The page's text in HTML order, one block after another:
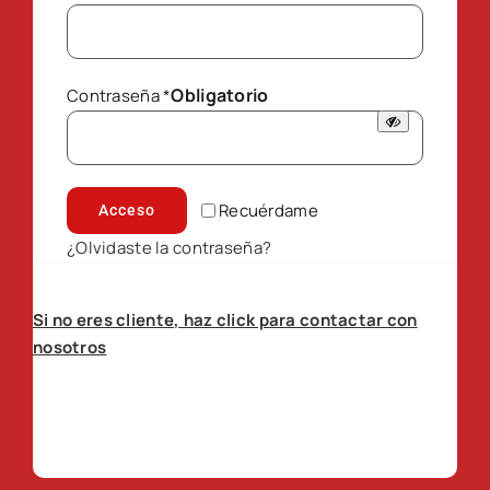
Contraseña*Obligatorio
Recuérdame
Acceso
¿Olvidaste la contraseña?
Si no eres cliente, haz click para contactar con
nosotros